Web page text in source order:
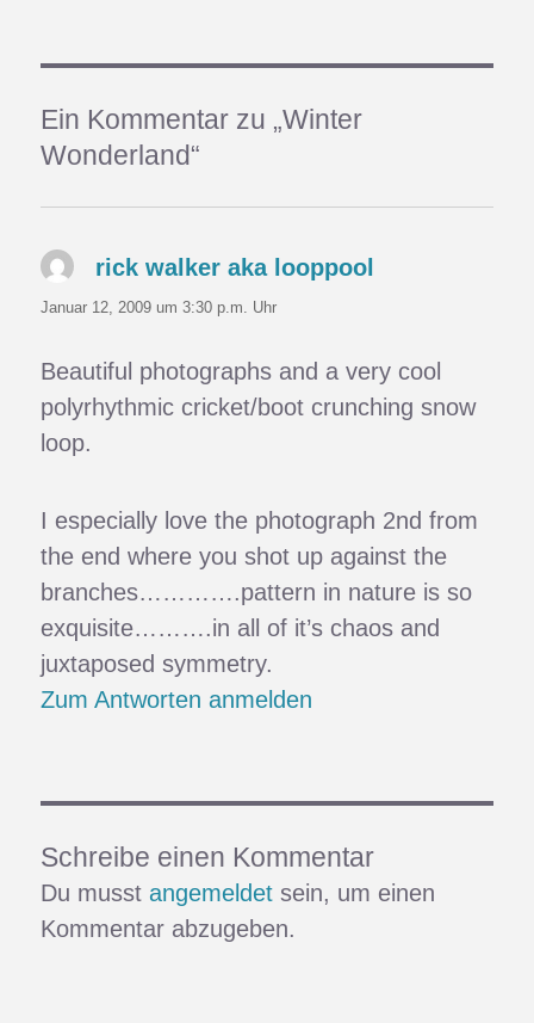
Ein Kommentar zu „Winter
Wonderland“
rick walker aka looppool
Januar 12, 2009 um 3:30 p.m. Uhr
Beautiful photographs and a very cool
polyrhythmic cricket/boot crunching snow
loop.
I especially love the photograph 2nd from
the end where you shot up against the
branches………….pattern in nature is so
exquisite……….in all of it’s chaos and
juxtaposed symmetry.
Zum Antworten anmelden
Schreibe einen Kommentar
Du musstangemeldet sein, um einen
Kommentar abzugeben.